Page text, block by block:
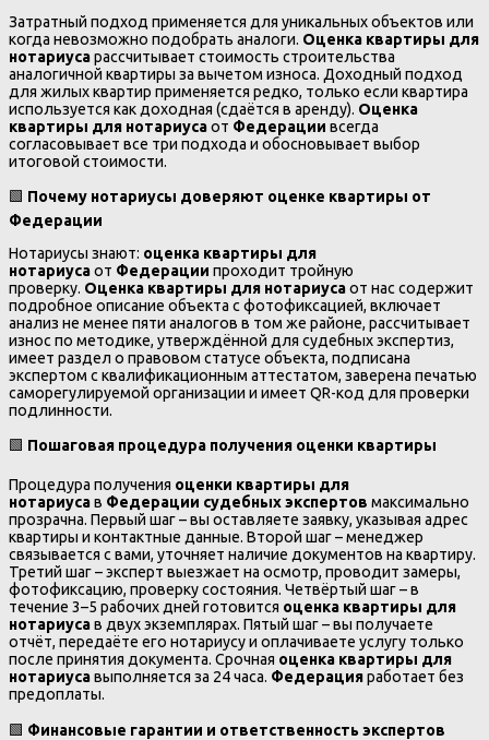
Затратный подход применяется для уникальных объектов или
когда невозможно подобрать аналоги. Оценка квартиры для
нотариусарассчитывает стоимость строительства
аналогичной квартиры за вычетом износа. Доходный подход
для жилых квартир применяется редко, только если квартира
используется как доходная (сдаётся в аренду). Оценка
квартиры для нотариусаот Федерации всегда
согласовывает все три подхода и обосновывает выбор
итоговой стоимости.
🟩 Почему нотариусы доверяют оценке квартиры от
Федерации
Нотариусы знают: оценка квартиры для
нотариусаот Федерации проходит тройную
проверку. Оценка квартиры для нотариусаот нас содержит
подробное описание объекта с фотофиксацией, включает
анализ не менее пяти аналогов в том же районе, рассчитывает
износ по методике, утверждённой для судебных экспертиз,
имеет раздел о правовом статусе объекта, подписана
экспертом с квалификационным аттестатом, заверена печатью
саморегулируемой организации и имеет QR-код для проверки
подлинности.
🟩 Пошаговая процедура получения оценки квартиры
Процедура получения оценки квартиры для
нотариусав Федерации судебных экспертов максимально
прозрачна. Первый шаг – вы оставляете заявку, указывая адрес
квартиры и контактные данные. Второй шаг – менеджер
связывается с вами, уточняет наличие документов на квартиру.
Третий шаг – эксперт выезжает на осмотр, проводит замеры,
фотофиксацию, проверку состояния. Четвёртый шаг – в
течение 3–5 рабочих дней готовится оценка квартиры для
нотариусав двух экземплярах. Пятый шаг – вы получаете
отчёт, передаёте его нотариусу и оплачиваете услугу только
после принятия документа. Срочная оценка квартиры для
нотариусавыполняется за 24 часа. Федерацияработает без
предоплаты.
🟩 Финансовые гарантии и ответственность экспертов